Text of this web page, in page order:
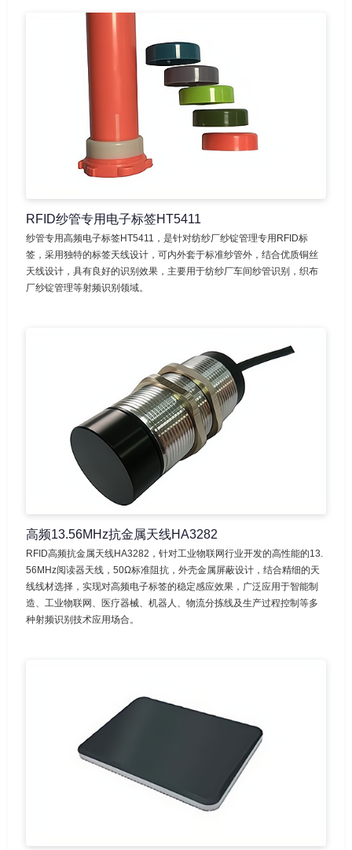
RFID纱管专用电子标签HT5411
纱管专用高频电子标签HT5411，是针对纺纱厂纱锭管理专用RFID标
签，采用独特的标签天线设计，可内外套于标准纱管外，结合优质铜丝
天线设计，具有良好的识别效果，主要用于纺纱厂车间纱管识别，织布
厂纱锭管理等射频识别领域。
高频13.56MHz抗金属天线HA3282
RFID高频抗金属天线HA3282，针对工业物联网行业开发的高性能的13.
56MHz阅读器天线，50Ω标准阻抗，外壳金属屏蔽设计，结合精细的天
线线材选择，实现对高频电子标签的稳定感应效果，广泛应用于智能制
造、工业物联网、医疗器械、机器人、物流分拣线及生产过程控制等多
种射频识别技术应用场合。